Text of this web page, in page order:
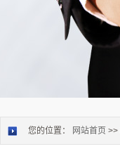
您的位置： 网站首页 >>